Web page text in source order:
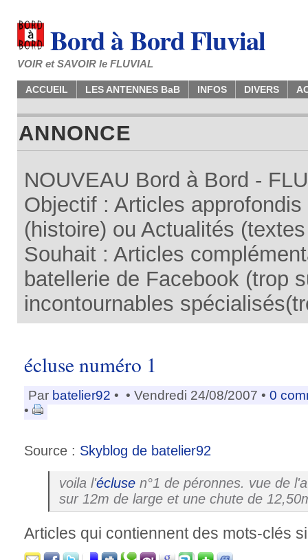
Bord à Bord Fluvial
VOIR et SAVOIR le FLUVIAL
ACCUEIL LES ANTENNES BaB INFOS DIVERS
ANNONCE
NOUVEAU Bord à Bord -
Objectif : Articles
(histoire) ou Actualités
Souhait : Articles
batellerie de Facebook (trop
incontournables
écluse numéro 1
Par batelier92 • • Vendredi 24/08/2007 • 0
•
Source : Skyblog de batelier92
voila l'écluse n°1 de péronnes. vue de
sur 12m de large et une chute de
Articles qui contiennent des mots-clés